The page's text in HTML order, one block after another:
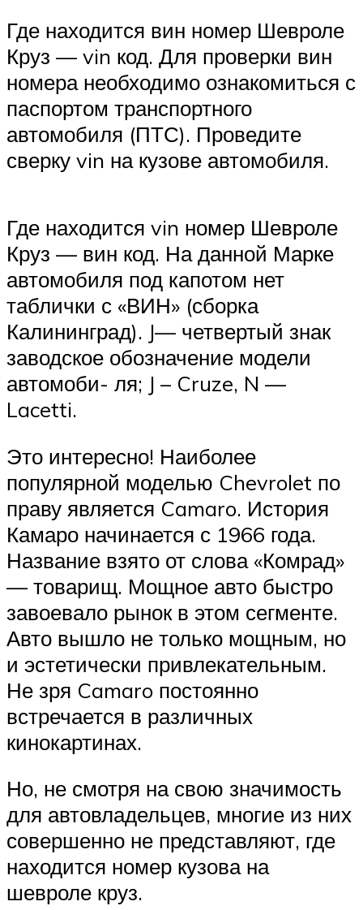
Меню
Где находится вин номер Шевроле
Круз — vin код. Для проверки вин
номера необходимо ознакомиться с
паспортом транспортного
автомобиля (ПТС). Проведите
сверку vin на кузове автомобиля.
Где находится vin номер Шевроле
Круз — вин код. На данной Марке
автомобиля под капотом нет
таблички с «ВИН» (сборка
Калининград). J— четвертый знак
заводское обозначение модели
автомоби- ля; J – Cruze, N —
Lacetti.
Это интересно! Наиболее
популярной моделью Chevrolet по
праву является Camaro. История
Камаро начинается с 1966 года.
Название взято от слова «Комрад»
— товарищ. Мощное авто быстро
завоевало рынок в этом сегменте.
Авто вышло не только мощным, но
и эстетически привлекательным.
Не зря Camaro постоянно
встречается в различных
кинокартинах.
Но, не смотря на свою значимость
для автовладельцев, многие из них
совершенно не представляют, где
находится номер кузова на
шевроле круз.